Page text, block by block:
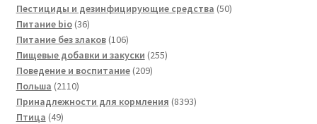
товаров
Пестициды и дезинфицирующие средства 5050
Питание bio 3636
товаров
Питание без злаков 106106
товаров
Пищевые добавки и закуски 255255
Поведение и воспитание 209209
Польша 21102110
товаров
Принадлежности для кормления 83938393
Птица 4949